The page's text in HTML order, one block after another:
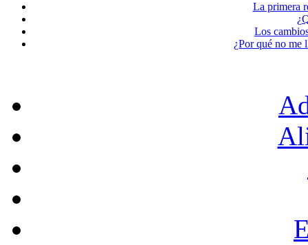
La primera
Los
¿Por qué no me